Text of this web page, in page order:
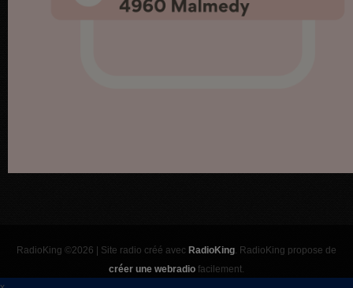
RadioKing ©2026 | Site radio créé avec RadioKing. RadioKing propose de
créer une webradio facilement.